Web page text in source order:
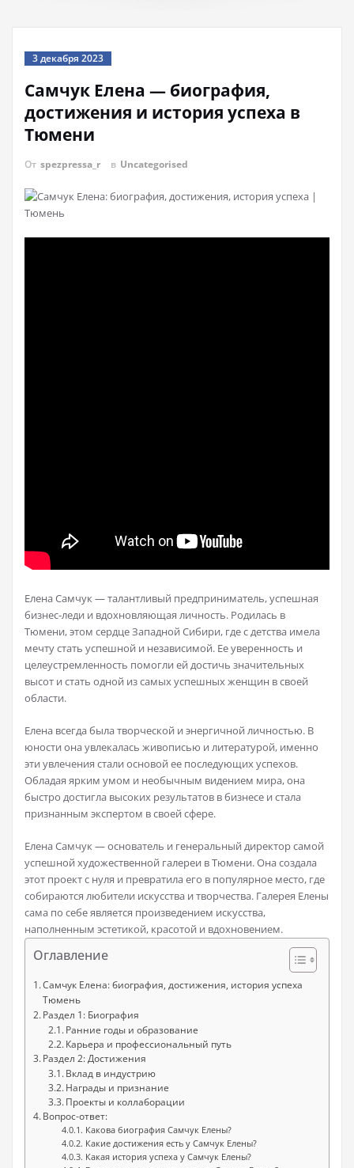
3 декабря 2023
Самчук Елена — биография,
достижения и история успеха в
Тюмени
От spezpressa_r в Uncategorised
Елена Самчук — талантливый предприниматель, успешная
бизнес-леди и вдохновляющая личность. Родилась в
Тюмени, этом сердце Западной Сибири, где с детства имела
мечту стать успешной и независимой. Ее уверенность и
целеустремленность помогли ей достичь значительных
высот и стать одной из самых успешных женщин в своей
области.
Елена всегда была творческой и энергичной личностью. В
юности она увлекалась живописью и литературой, именно
эти увлечения стали основой ее последующих успехов.
Обладая ярким умом и необычным видением мира, она
быстро достигла высоких результатов в бизнесе и стала
признанным экспертом в своей сфере.
Елена Самчук — основатель и генеральный директор самой
успешной художественной галереи в Тюмени. Она создала
этот проект с нуля и превратила его в популярное место, где
собираются любители искусства и творчества. Галерея Елены
сама по себе является произведением искусства,
наполненным эстетикой, красотой и вдохновением.
Оглавление
Самчук Елена: биография, достижения, история успеха
Тюмень
Раздел 1: Биография
Ранние годы и образование
Карьера и профессиональный путь
Раздел 2: Достижения
Вклад в индустрию
Награды и признание
Проекты и коллаборации
Вопрос-ответ:
Какова биография Самчук Елены?
Какие достижения есть у Самчук Елены?
Какая история успеха у Самчук Елены?